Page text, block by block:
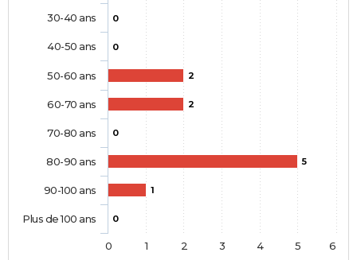
0
0
2
2
0
5
1
0
30-40 ans
40-50 ans
50-60 ans
60-70 ans
70-80 ans
80-90 ans
90-100 ans
Plus de 100 ans
0 1 2 3 4 5 6